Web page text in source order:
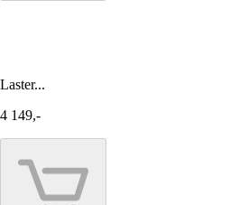
Laster...
4 149,-